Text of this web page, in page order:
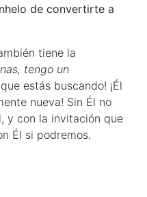
de convertirte a
tiene la
tengo un
estás buscando! ¡Él
nueva! Sin Él no
y con la invitación que
Él si podremos.